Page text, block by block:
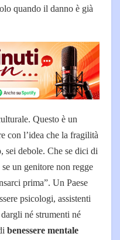
quando il danno è già
Questo è un
con l’idea che la fragilità
sei debole. Che se dici di
un genitore non regge
prima”. Un Paese
psicologi, assistenti
né strumenti né
benessere mentale